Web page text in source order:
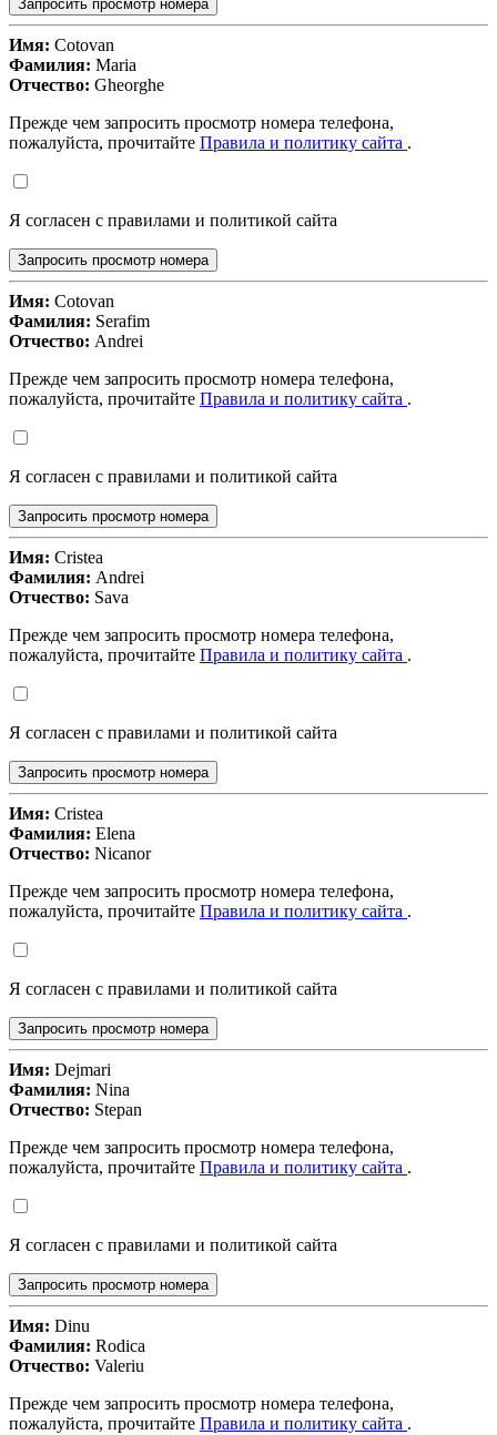
Запросить просмотр номера
Имя: Cotovan
Фамилия: Maria
Отчество: Gheorghe
Прежде чем запросить просмотр номера телефона,
пожалуйста, прочитайте Правила и политику сайта .
Я согласен с правилами и политикой сайта
Запросить просмотр номера
Имя: Cotovan
Фамилия: Serafim
Отчество: Andrei
Прежде чем запросить просмотр номера телефона,
пожалуйста, прочитайте Правила и политику сайта .
Я согласен с правилами и политикой сайта
Запросить просмотр номера
Имя: Cristea
Фамилия: Andrei
Отчество: Sava
Прежде чем запросить просмотр номера телефона,
пожалуйста, прочитайте Правила и политику сайта .
Я согласен с правилами и политикой сайта
Запросить просмотр номера
Имя: Cristea
Фамилия: Elena
Отчество: Nicanor
Прежде чем запросить просмотр номера телефона,
пожалуйста, прочитайте Правила и политику сайта .
Я согласен с правилами и политикой сайта
Запросить просмотр номера
Имя: Dejmari
Фамилия: Nina
Отчество: Stepan
Прежде чем запросить просмотр номера телефона,
пожалуйста, прочитайте Правила и политику сайта .
Я согласен с правилами и политикой сайта
Запросить просмотр номера
Имя: Dinu
Фамилия: Rodica
Отчество: Valeriu
Прежде чем запросить просмотр номера телефона,
пожалуйста, прочитайте Правила и политику сайта .